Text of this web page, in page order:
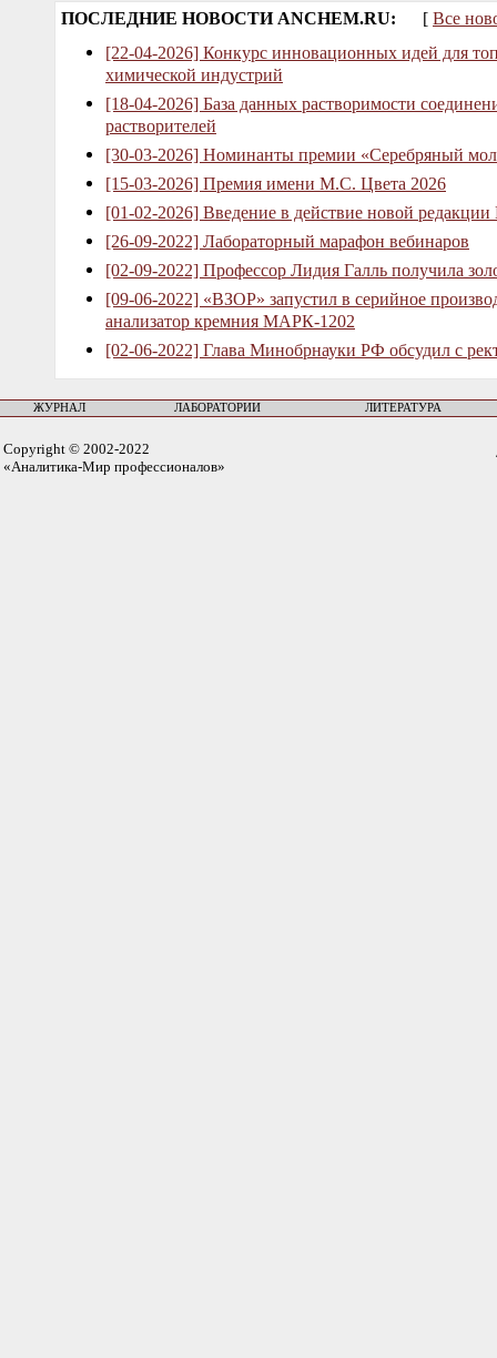
ПОСЛЕДНИЕ НОВОСТИ ANCHEM.RU: [ Все
[22-04-2026] Конкурс инновационных идей для
химической индустрий
[18-04-2026] База данных растворимости
растворителей
[30-03-2026] Номинанты премии «Серебряный
[15-03-2026] Премия имени М.С. Цвета 2026
[01-02-2026] Введение в действие новой
[26-09-2022] Лабораторный марафон вебинаров
[02-09-2022] Профессор Лидия Галль получила
[09-06-2022] «ВЗОР» запустил в серийное
анализатор кремния МАРК-1202
[02-06-2022] Глава Минобрнауки РФ обсудил с
ЖУРНАЛ ЛАБОРАТОРИИ ЛИТЕРАТУРА
Copyright © 2002-2022
«Аналитика-Мир профессионалов»